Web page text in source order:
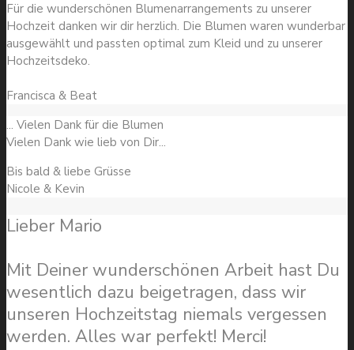
Für die wunderschönen Blumenarrangements zu unserer
Hochzeit danken wir dir herzlich. Die Blumen waren wunderbar
ausgewählt und passten optimal zum Kleid und zu unserer
Hochzeitsdeko.
Francisca & Beat
... Vielen Dank für die Blumen
Vielen Dank wie lieb von Dir...
Bis bald & liebe Grüsse
Nicole & Kevin
Lieber Mario
Mit Deiner wunderschönen Arbeit hast Du
wesentlich dazu beigetragen, dass wir
unseren Hochzeitstag niemals vergessen
werden. Alles war perfekt! Merci!